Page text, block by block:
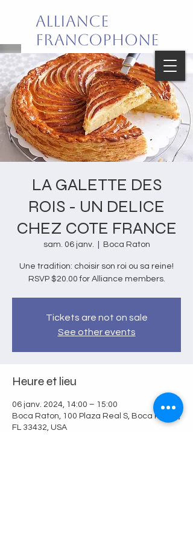
Alliance
Francophone
de Palm Beach
Joie de vivre en français!
LA GALETTE DES
ROIS - UN DELICE
CHEZ COTE FRANCE
sam. 06 janv. Boca Raton
Une tradition: choisir son roi ou sa reine!
RSVP $20.00 for Alliance members.
Tickets are not on sale
See other events
Heure et lieu
06 janv. 2024, 14:00 – 15:00
Boca Raton, 100 Plaza Real S, Boca Raton,
FL 33432, USA